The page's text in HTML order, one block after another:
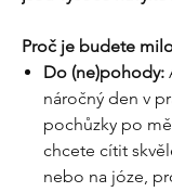
Proč je budete
Do (ne)pohody:
náročný den v
pochůzky po
chcete cítit
nebo na józe,